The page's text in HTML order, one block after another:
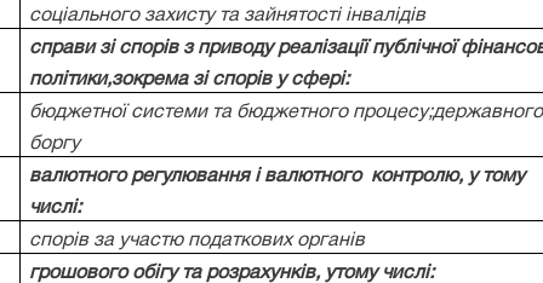
соціального захисту та зайнятості інвалідів
справи зі спорів з приводу реалізації публічної
політики,зокрема зі спорів у сфері:
бюджетної системи та бюджетного процесу;державного
боргу
валютного регулювання і валютного
контролю, у тому
числі:
спорів за участю податкових органів
грошового обігу та розрахунків, утому числі: